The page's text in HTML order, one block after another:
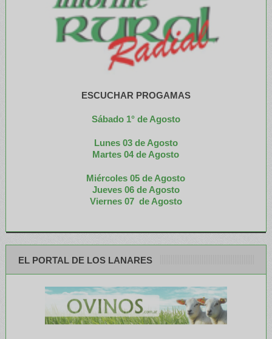
ESCUCHAR PROGAMAS
Sábado 1° de Agosto
Lunes 03 de Agosto
Martes 04 de Agosto
Miércoles 05 de Agosto
Jueves 06 de Agosto
Viernes 07 de Agosto
EL PORTAL DE LOS LANARES